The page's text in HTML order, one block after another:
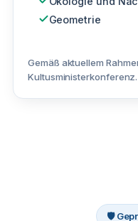
Geometrie
Gemäß aktuellem
Kultusministerkonferenz.
🛡